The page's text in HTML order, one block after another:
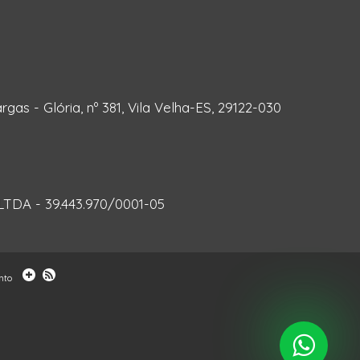
- Glória, nº 381, Vila Velha-ES, 29122-030
- 39.443.970/0001-05